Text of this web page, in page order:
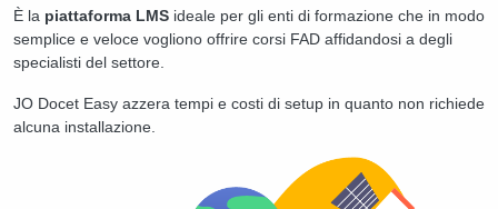
È la piattaforma LMS ideale per gli enti di formazione che in modo
semplice e veloce vogliono offrire corsi FAD affidandosi a degli
specialisti del settore.
JO Docet Easy azzera tempi e costi di setup in quanto non richiede
alcuna installazione.